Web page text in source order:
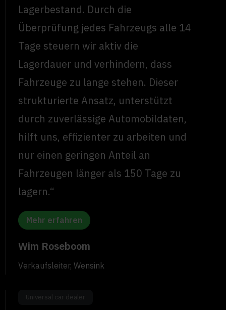
Lagerbestand. Durch die
Überprüfung jedes Fahrzeugs alle 14
Tage steuern wir aktiv die
Lagerdauer und verhindern, dass
Fahrzeuge zu lange stehen. Dieser
strukturierte Ansatz, unterstützt
durch zuverlässige Automobildaten,
hilft uns, effizienter zu arbeiten und
nur einen geringen Anteil an
Fahrzeugen länger als 150 Tage zu
lagern.“
Mehr erfahren
Wim Roseboom
Verkaufsleiter, Wensink
Universal car dealer